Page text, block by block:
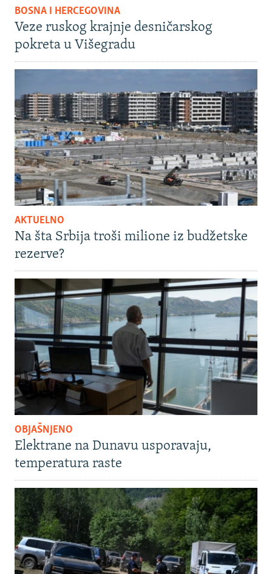
BOSNA I HERCEGOVINA
Veze ruskog krajnje desničarskog
pokreta u Višegradu
AKTUELNO
Na šta Srbija troši milione iz budžetske
rezerve?
OBJAŠNJENO
Elektrane na Dunavu usporavaju,
temperatura raste